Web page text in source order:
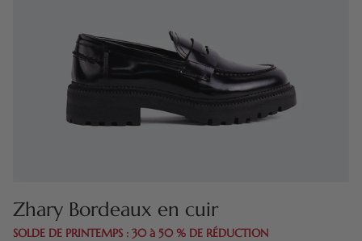
Zhary Bordeaux en cuir
SOLDE DE PRINTEMPS : 30 à 50 % DE RÉDUCTION